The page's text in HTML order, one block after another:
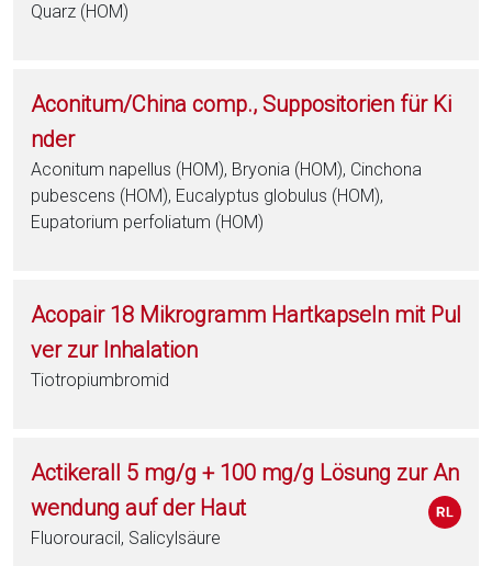
Quarz (HOM)
Aconitum/China comp., Suppositorien für Ki
nder
Aconitum napellus (HOM), Bryonia (HOM), Cinchona
pubescens (HOM), Eucalyptus globulus (HOM),
Eupatorium perfoliatum (HOM)
Acopair 18 Mikrogramm Hartkapseln mit Pul
ver zur Inhalation
Tiotropiumbromid
Actikerall 5 mg/g + 100 mg/g Lösung zur An
wendung auf der Haut
Fluorouracil, Salicylsäure